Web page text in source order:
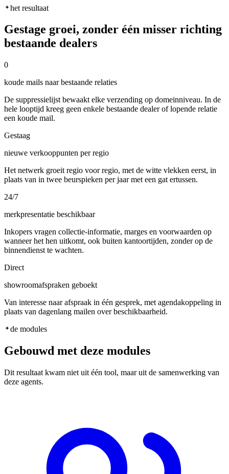
het resultaat
Gestage groei, zonder één misser richting
bestaande dealers
0
koude mails naar bestaande relaties
De suppressielijst bewaakt elke verzending op domeinniveau. In de
hele looptijd kreeg geen enkele bestaande dealer of lopende relatie
een koude mail.
Gestaag
nieuwe verkooppunten per regio
Het netwerk groeit regio voor regio, met de witte vlekken eerst, in
plaats van in twee beurspieken per jaar met een gat ertussen.
24/7
merkpresentatie beschikbaar
Inkopers vragen collectie-informatie, marges en voorwaarden op
wanneer het hen uitkomt, ook buiten kantoortijden, zonder op de
binnendienst te wachten.
Direct
showroomafspraken geboekt
Van interesse naar afspraak in één gesprek, met agendakoppeling in
plaats van dagenlang mailen over beschikbaarheid.
de modules
Gebouwd met deze modules
Dit resultaat kwam niet uit één tool, maar uit de samenwerking van
deze agents.